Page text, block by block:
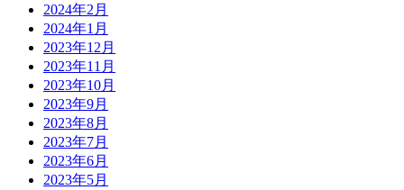
2024年2月
2024年1月
2023年12月
2023年11月
2023年10月
2023年9月
2023年8月
2023年7月
2023年6月
2023年5月